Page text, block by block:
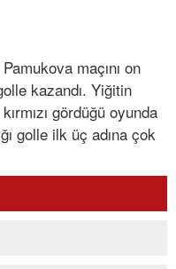
maçını on
kazandı. Yiğitin
gördüğü oyunda
golle ilk üç adına çok